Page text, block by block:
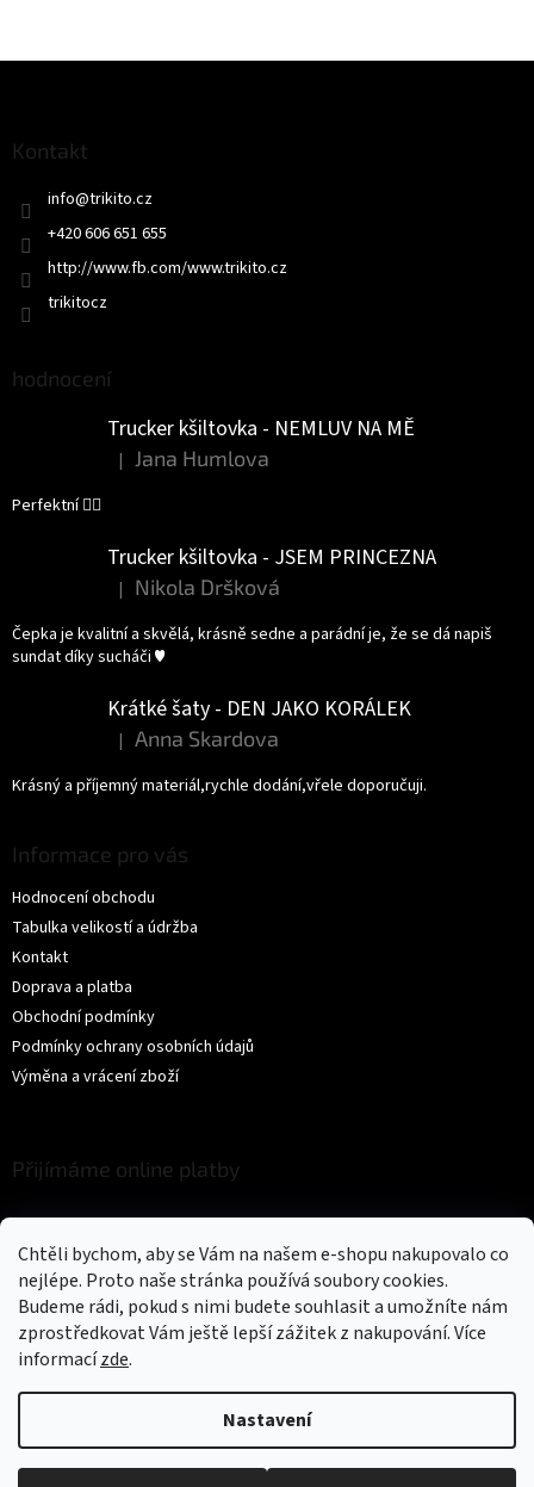
Chtěli bychom, aby se Vám na našem e-shopu nakupovalo co
nejlépe. Proto naše stránka používá soubory cookies.
Budeme rádi, pokud s nimi budete souhlasit a umožníte nám
zprostředkovat Vám ještě lepší zážitek z nakupování.Více
informacízde.
Nastavení
Kontakt
info@trikito.cz
+420 606 651 655
http://www.fb.com/www.trikito.cz
trikitocz
hodnocení
Trucker kšiltovka - NEMLUV NA MĚ
Hodnocení produktu je 5 z 5 hvězdiček.
| Jana Humlova
Perfektní 👌🏻
Trucker kšiltovka - JSEM PRINCEZNA
Hodnocení produktu je 5 z 5 hvězdiček.
| Nikola Dršková
Čepka je kvalitní a skvělá, krásně sedne a parádní je, že se dá napiš
sundat díky sucháči ♥️
Krátké šaty - DEN JAKO KORÁLEK
Hodnocení produktu je 5 z 5 hvězdiček.
| Anna Skardova
Krásný a příjemný materiál,rychle dodání,vřele doporučuji.
Informace pro vás
Hodnocení obchodu
Tabulka velikostí a údržba
Kontakt
Doprava a platba
Obchodní podmínky
Podmínky ochrany osobních údajů
Výměna a vrácení zboží
Přijímáme online platby
Vytvořil Shoptet
. Všechna práva vyhrazena.
cookies